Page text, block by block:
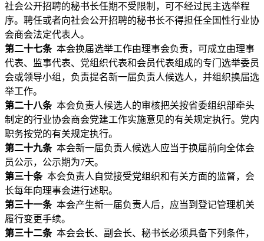
社会公开招聘的秘书长任期不受限制，可不经过民主选举程
序。聘任或者向社会公开招聘的秘书长不得担任全国性行业协
会商会法定代表人。
第二十七条本会换届选举工作由理事会负责，可成立由理事
代表、监事代表、党组织代表和会员代表组成的专门选举委员
会或领导小组，负责提名新一届负责人候选人，并组织换届选
举工作。
第二十八条本会负责人候选人的审核把关按省委组织部牵头
制定的行业协会商会党建工作实施意见的有关规定执行。党内
职务按党的有关规定执行。
第二十九条本会新一届负责人候选人应当于换届前向全体会
员公示，公示期为7天。
第三十条 本会负责人自觉接受党组织和有关方面的监督，会
长每年向理事会进行述职。
第三十一条本会产生新一届负责人后，应当到登记管理机关
履行变更手续。
第三十二条本会会长、副会长、秘书长必须具备下列条件，